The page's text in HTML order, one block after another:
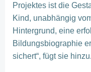
Projektes ist die
Kind, unabhängig
Hintergrund, eine
Bildungsbiographie
sichert“, fügt sie hinzu.